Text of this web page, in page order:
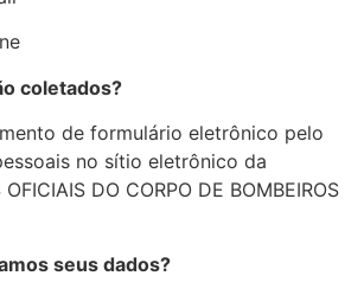
coletados?
de formulário eletrônico pelo
no sítio eletrônico da
DO CORPO DE BOMBEIROS
seus dados?